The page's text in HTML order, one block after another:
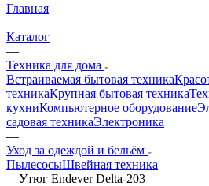
Главная
—
Каталог
—
Техника для дома
Встраиваемая бытовая техника
техникаКрупная бытовая техника
кухниКомпьютерное оборудование
садовая техникаЭлектроника
—
Уход за одеждой и бельём
ПылесосыШвейная техника
—Утюг Endever Delta-203